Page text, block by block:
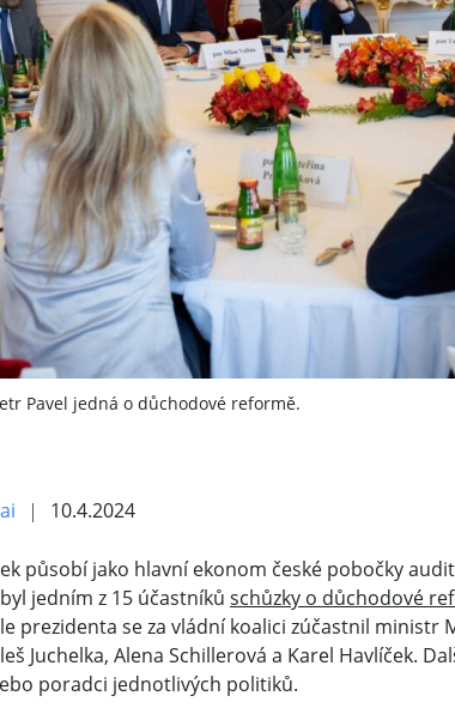
Pavel jedná o důchodové reformě.
10.4.2024
působí jako hlavní ekonom české pobočky
jedním z 15 účastníků schůzky o důchodové
prezidenta se za vládní koalici zúčastnil ministr
Juchelka, Alena Schillerová a Karel Havlíček.
poradci jednotlivých politiků.